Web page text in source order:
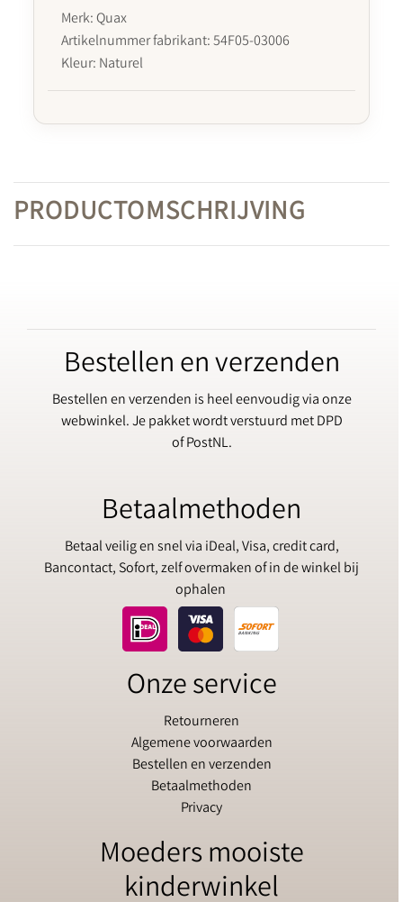
Merk: Quax
Artikelnummer fabrikant: 54F05-03006
Kleur: Naturel
PRODUCTOMSCHRIJVING
Bestellen en verzenden
Bestellen en verzenden is heel eenvoudig via onze
webwinkel. Je pakket wordt verstuurd met DPD
of PostNL.
Betaalmethoden
Betaal veilig en snel via iDeal, Visa, credit card,
Bancontact, Sofort, zelf overmaken of in de winkel bij
ophalen
Onze service
Retourneren
Algemene voorwaarden
Bestellen en verzenden
Betaalmethoden
Privacy
Moeders mooiste
kinderwinkel